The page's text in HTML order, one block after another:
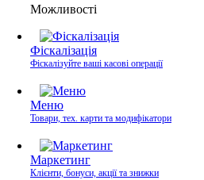
Можливості
Фіскалізація
Фіскалізуйте ваші касові операції
Меню
Товари, тех. карти та модифікатори
Маркетинг
Клієнти, бонуси, акції та знижки